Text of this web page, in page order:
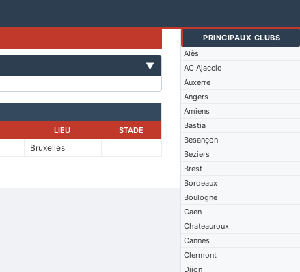
PRINCIPAUX CLUBS
Alès
AC Ajaccio
Auxerre
Angers
Amiens
Bastia
Besançon
Beziers
Brest
Bordeaux
Boulogne
Caen
Chateauroux
Cannes
Clermont
Dijon
▼
LIEU STADE
Bruxelles